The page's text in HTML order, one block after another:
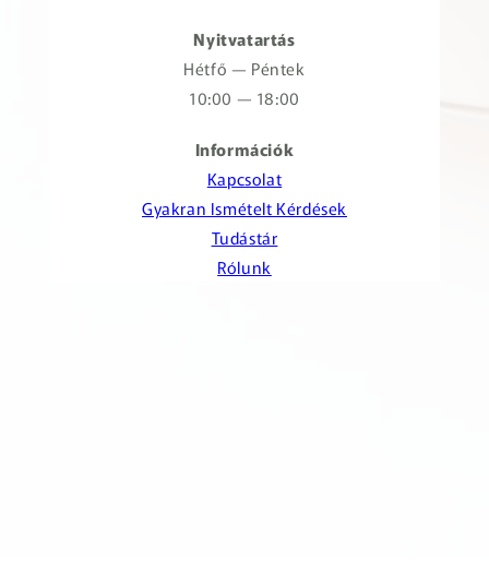
Nyitvatartás
Hétfő — Péntek
10:00 — 18:00
Információk
Kapcsolat
Gyakran Ismételt Kérdések
Tudástár
Rólunk